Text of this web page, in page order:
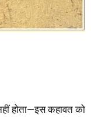
होता—इस कहावत को